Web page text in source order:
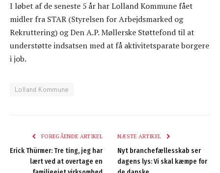
I løbet af de seneste 5 år har Lolland Kommune fået
midler fra STAR (Styrelsen for Arbejdsmarked og
Rekruttering) og Den A.P. Møllerske Støttefond til at
understøtte indsatsen med at få aktivitetsparate borgere
i job.
Lolland Kommune
FOREGÅENDE ARTIKEL
Erick Thürmer: Tre ting, jeg har
lært ved at overtage en
NÆSTE ARTIKEL
Nyt branchefællesskab ser
dagens lys: Vi skal kæmpe for